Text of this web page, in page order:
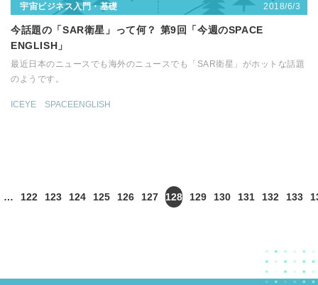
宇宙ビジネス入門・基礎 2018/6/3
今話題の「SAR衛星」って何？ 第9回「今週のSPACE
ENGLISH」
最近日本のニュースでも海外のニュースでも「SAR衛星」がホットな話題
のようです。
ICEYE SPACEENGLISH
… 122 123 124 125 126 127 128 129 130 131 132 133